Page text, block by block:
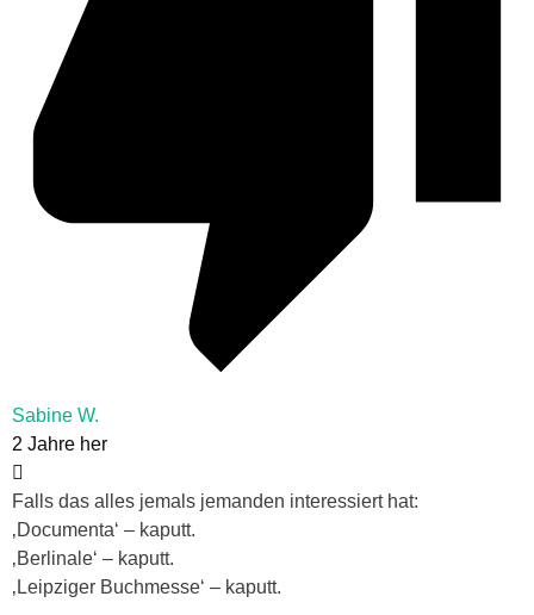
Sabine W.
2 Jahre her
Falls das alles jemals jemanden interessiert hat:
‚Documenta‘ – kaputt.
‚Berlinale‘ – kaputt.
‚Leipziger Buchmesse‘ – kaputt.